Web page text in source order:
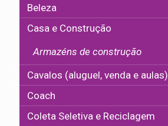
Beleza
Casa e Construção
Armazéns de construção
Cavalos (aluguel, venda e aulas)
Coach
Coleta Seletiva e Reciclagem